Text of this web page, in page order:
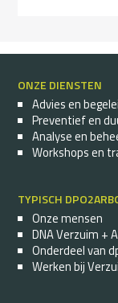
ONZE DIENSTEN
Advies en
Preventief en
Analyse en
Workshops en
TYPISCH
Onze mensen
DNA Verzuim +
Onderdeel van
Werken bij